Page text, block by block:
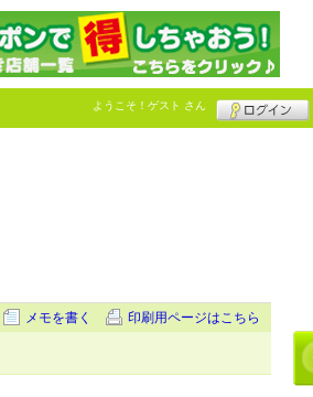
ようこそ！ ゲスト さん
メモを書く 印刷用ページはこちら